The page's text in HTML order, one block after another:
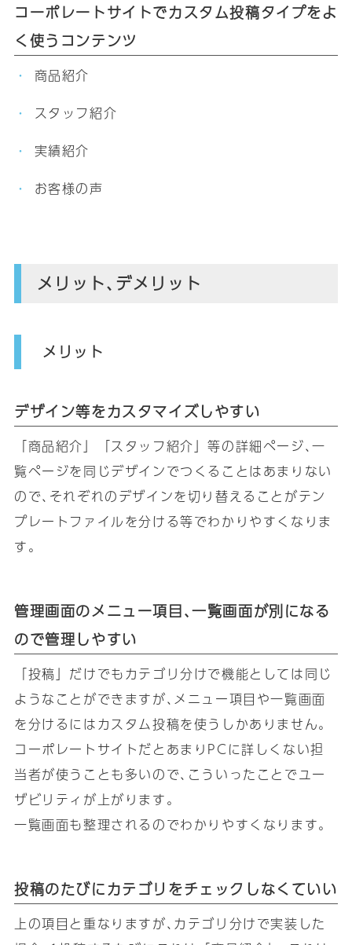
コーポレートサイトでカスタム投稿タイプをよ
く使うコンテンツ
商品紹介
スタッフ紹介
実績紹介
お客様の声
メリット､デメリット
メリット
デザイン等をカスタマイズしやすい
「商品紹介」「スタッフ紹介」等の詳細ページ､一
覧ページを同じデザインでつくることはあまりない
ので､それぞれのデザインを切り替えることがテン
プレートファイルを分ける等でわかりやすくなりま
す｡
管理画面のメニュー項目､一覧画面が別になる
ので管理しやすい
「投稿」だけでもカテゴリ分けで機能としては同じ
ようなことができますが､メニュー項目や一覧画面
を分けるにはカスタム投稿を使うしかありません｡
コーポレートサイトだとあまりPCに詳しくない担
当者が使うことも多いので､こういったことでユー
ザビリティが上がります｡
一覧画面も整理されるのでわかりやすくなります｡
投稿のたびにカテゴリをチェックしなくていい
上の項目と重なりますが､カテゴリ分けで実装した